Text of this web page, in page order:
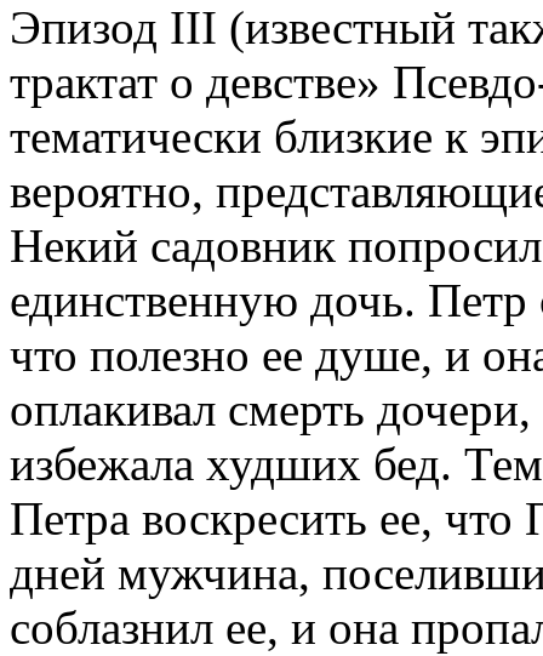
Эпизод III (известный
трактат о девстве»
тематически близкие к
вероятно,
Некий садовник
единственную дочь. Петр
что полезно ее душе, и
оплакивал смерть
избежала худших бед.
Петра воскресить ее, что
дней мужчина,
соблазнил ее, и она